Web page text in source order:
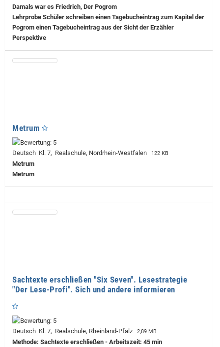
Damals war es Friedrich, Der Pogrom
Lehrprobe Schüler schreiben einen Tagebucheintrag zum Kapitel der
Pogrom einen Tagebucheintrag aus der Sicht der Erzähler
Perspektive
Metrum
Deutsch Kl. 7, Realschule, Nordrhein-Westfalen 122 KB
Metrum
Metrum
Sachtexte erschließen "Six Seven". Lesestrategie
"Der Lese-Profi". Sich und andere informieren
Deutsch Kl. 7, Realschule, Rheinland-Pfalz 2,89 MB
Methode: Sachtexte erschließen - Arbeitszeit: 45 min